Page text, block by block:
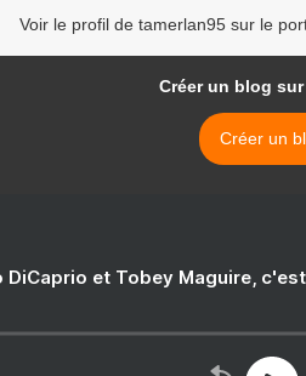
Voir le profil de tamerlan95 sur le
Créer un blog
Créer un
DiCaprio et Tobey Maguire,